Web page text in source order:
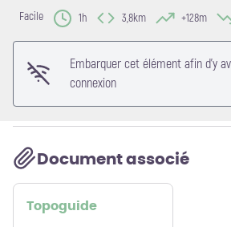
Voir
Facile 1h 3,8km +128m
Embarquer cet élément afin d'y
connexion
Document associé
Topoguide